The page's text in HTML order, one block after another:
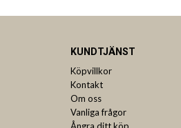
KUNDTJÄNST
Köpvillkor
Kontakt
Om oss
Vanliga frågor
Ångra ditt köp